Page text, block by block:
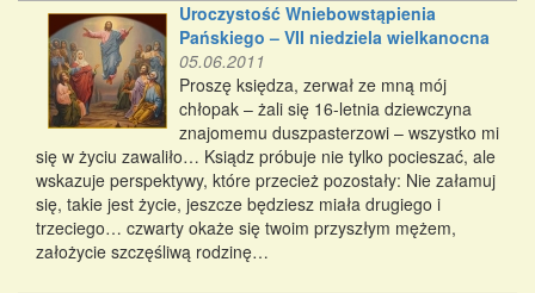
Uroczystość Wniebowstąpienia
Pańskiego – VII niedziela wielkanocna
05.06.2011
Proszę księdza, zerwał ze mną mój
chłopak – żali się 16-letnia dziewczyna
znajomemu duszpasterzowi – wszystko mi
się w życiu zawaliło… Ksiądz próbuje nie tylko pocieszać, ale
wskazuje perspektywy, które przecież pozostały: Nie załamuj
się, takie jest życie, jeszcze będziesz miała drugiego i
trzeciego… czwarty okaże się twoim przyszłym mężem,
założycie szczęśliwą rodzinę…